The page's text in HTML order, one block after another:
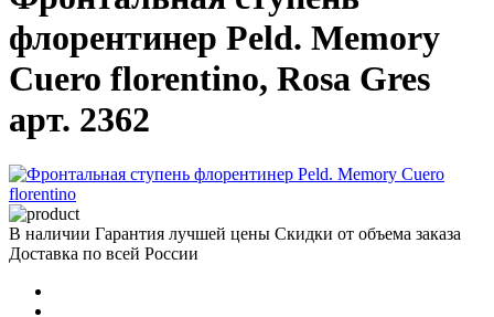
флорентинер Peld. Memory
Cuero florentino, Rosa Gres
арт. 2362
В наличии Гарантия лучшей цены Скидки от объема заказа
Доставка по всей России